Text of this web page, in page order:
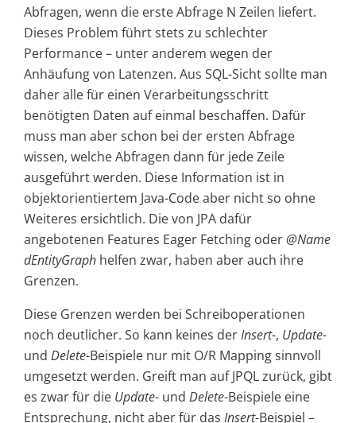
Abfragen, wenn die erste Abfrage N Zeilen liefert.
Dieses Problem führt stets zu schlechter
Performance – unter anderem wegen der
Anhäufung von Latenzen. Aus SQL-Sicht sollte man
daher alle für einen Verarbeitungsschritt
benötigten Daten auf einmal beschaffen. Dafür
muss man aber schon bei der ersten Abfrage
wissen, welche Abfragen dann für jede Zeile
ausgeführt werden. Diese Information ist in
objektorientiertem Java-Code aber nicht so ohne
Weiteres ersichtlich. Die von JPA dafür
angebotenen Features Eager Fetching oder@Name
dEntityGraph helfen zwar, haben aber auch ihre
Grenzen.
Diese Grenzen werden bei Schreiboperationen
noch deutlicher. So kann keines derInsert-, Update-
und Delete-Beispiele nur mit O/R Mapping sinnvoll
umgesetzt werden. Greift man auf JPQL zurück, gibt
es zwar für die Update- und Delete-Beispiele eine
Entsprechung, nicht aber für das Insert-Beispiel –